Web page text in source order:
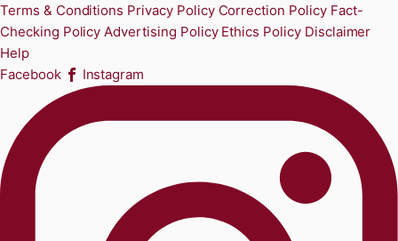
Terms & Conditions Privacy Policy Correction Policy Fact-
Checking Policy Advertising Policy Ethics Policy Disclaimer
Help
Facebook
Instagram